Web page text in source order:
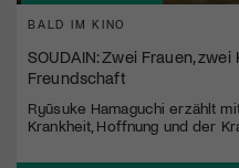
BALD IM KINO
SOUDAIN: Zwei Frauen,
Freundschaft
Ryūsuke Hamaguchi erzählt
Krankheit, Hoffnung und der